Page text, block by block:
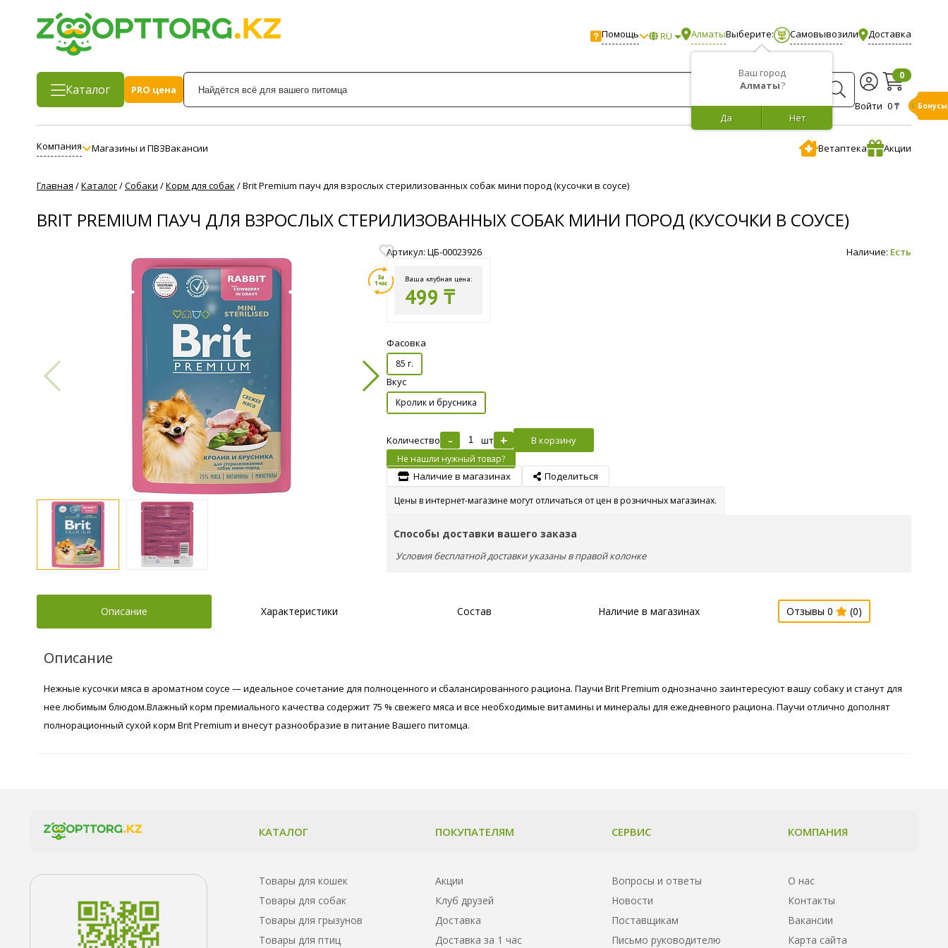
Помощь RU Алматы
Ваш город
Алматы?
Нет
Да
Выберите: Самовывозили Доставка
Каталог
PRO цена
Войти
0
0 ₸
Компания Магазины и ПВЗВакансии Ветаптека Акции
Главная /Каталог/Собаки /Корм для собак /Brit Premium пауч для взрослых стерилизованных собак мини пород (кусочки в соусе)
BRIT PREMIUM ПАУЧ ДЛЯ ВЗРОСЛЫХ СТЕРИЛИЗОВАННЫХ СОБАК МИНИ ПОРОД (КУСОЧКИ В СОУСЕ)
Артикул: ЦБ-00023926 Наличие: Есть
Ваша клубная цена:
499 ₸
Фасовка
85 г.
Вкус
Кролик и брусника
Количество - шт + В корзину
Не нашли нужный товар?
Наличие в магазинах Поделиться
Цены в интернет-магазине могут отличаться от цен в розничных магазинах.
Способы доставки вашего заказа
Условия бесплатной доставки указаны в правой колонке
Описание Характеристики Состав Наличие в магазинах Отзывы 0 (0)
Описание
Нежные кусочки мяса в ароматном соусе — идеальное сочетание для полноценного и сбалансированного рациона. Паучи Brit Premium однозначно заинтересуют вашу собаку и станут для
нее любимым блюдом.Влажный корм премиального качества содержит 75 % свежего мяса и все необходимые витамины и минералы для ежедневного рациона. Паучи отлично дополнят
полнорационный сухой корм Brit Premium и внесут разнообразие в питание Вашего питомца.
КАТАЛОГ
Товары для кошек
Товары для собак
Товары для грызунов
Товары для птиц
ПОКУПАТЕЛЯМ
Акции
Клуб друзей
Доставка
Доставка за 1 час
СЕРВИС
Вопросы и ответы
Новости
Поставщикам
Письмо руководителю
КОМПАНИЯ
О нас
Контакты
Вакансии
Карта сайта
Бонусы